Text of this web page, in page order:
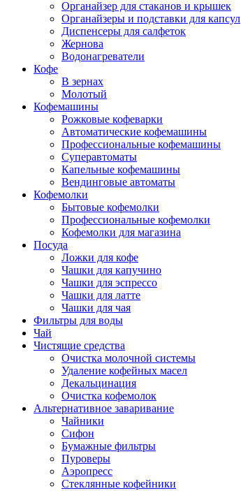
Органайзер для стаканов и крышек
Органайзеры и подставки для капсул
Диспенсеры для салфеток
Жернова
Водонагреватели
Кофе
В зернах
Молотый
Кофемашины
Рожковые кофеварки
Автоматические кофемашины
Профессиональные кофемашины
Суперавтоматы
Капельные кофемашины
Вендинговые автоматы
Кофемолки
Бытовые кофемолки
Профессиональные кофемолки
Кофемолки для магазина
Посуда
Ложки для кофе
Чашки для капучино
Чашки для эспрессо
Чашки для латте
Чашки для чая
Фильтры для воды
Чай
Чистящие средства
Очистка молочной системы
Удаление кофейных масел
Декальцинация
Очистка кофемолок
Альтернативное заваривание
Чайники
Сифон
Бумажные фильтры
Пуроверы
Аэропресс
Стеклянные кофейники